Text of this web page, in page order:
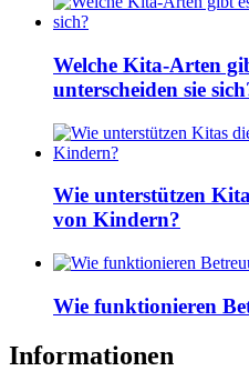
Welche Kita-Arten
unterscheiden sie
Wie unterstützen
von Kindern?
Wie funktionieren
Informationen